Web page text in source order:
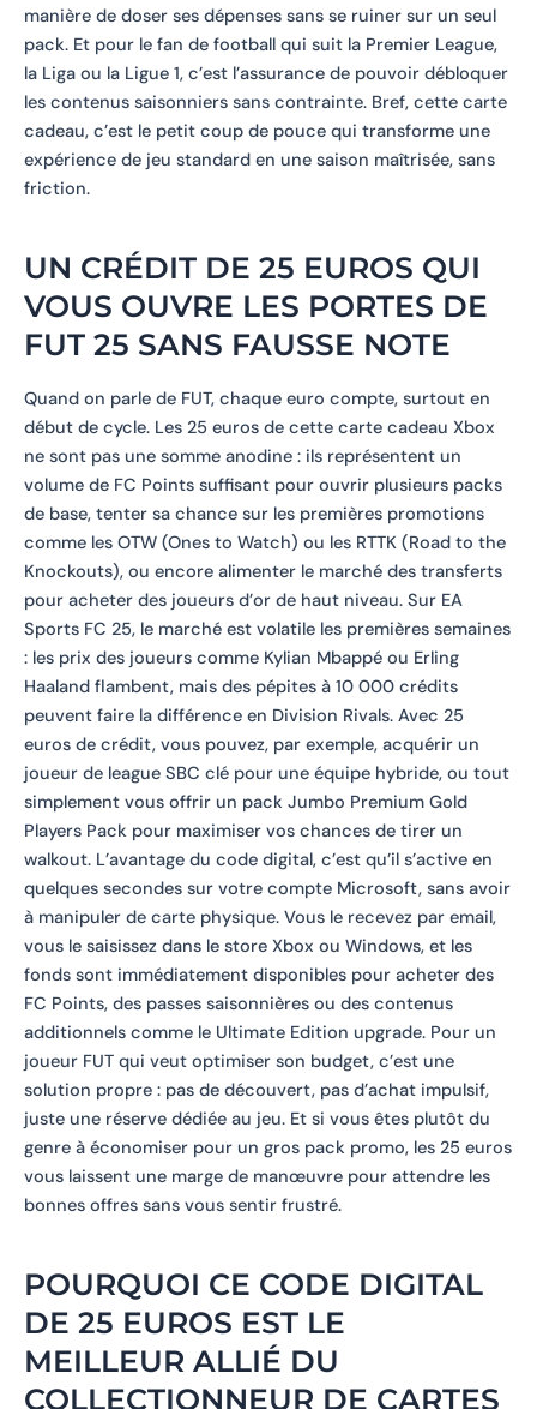
manière de doser ses dépenses sans se ruiner sur un seul
pack. Et pour le fan de football qui suit la Premier League,
la Liga ou la Ligue 1, c’est l’assurance de pouvoir débloquer
les contenus saisonniers sans contrainte. Bref, cette carte
cadeau, c’est le petit coup de pouce qui transforme une
expérience de jeu standard en une saison maîtrisée, sans
friction.
UN CRÉDIT DE 25 EUROS QUI
VOUS OUVRE LES PORTES DE
FUT 25 SANS FAUSSE NOTE
Quand on parle de FUT, chaque euro compte, surtout en
début de cycle. Les 25 euros de cette carte cadeau Xbox
ne sont pas une somme anodine : ils représentent un
volume de FC Points suffisant pour ouvrir plusieurs packs
de base, tenter sa chance sur les premières promotions
comme les OTW (Ones to Watch) ou les RTTK (Road to the
Knockouts), ou encore alimenter le marché des transferts
pour acheter des joueurs d’or de haut niveau. Sur EA
Sports FC 25, le marché est volatile les premières semaines
: les prix des joueurs comme Kylian Mbappé ou Erling
Haaland flambent, mais des pépites à 10 000 crédits
peuvent faire la différence en Division Rivals. Avec 25
euros de crédit, vous pouvez, par exemple, acquérir un
joueur de league SBC clé pour une équipe hybride, ou tout
simplement vous offrir un pack Jumbo Premium Gold
Players Pack pour maximiser vos chances de tirer un
walkout. L’avantage du code digital, c’est qu’il s’active en
quelques secondes sur votre compte Microsoft, sans avoir
à manipuler de carte physique. Vous le recevez par email,
vous le saisissez dans le store Xbox ou Windows, et les
fonds sont immédiatement disponibles pour acheter des
FC Points, des passes saisonnières ou des contenus
additionnels comme le Ultimate Edition upgrade. Pour un
joueur FUT qui veut optimiser son budget, c’est une
solution propre : pas de découvert, pas d’achat impulsif,
juste une réserve dédiée au jeu. Et si vous êtes plutôt du
genre à économiser pour un gros pack promo, les 25 euros
vous laissent une marge de manœuvre pour attendre les
bonnes offres sans vous sentir frustré.
POURQUOI CE CODE DIGITAL
DE 25 EUROS EST LE
MEILLEUR ALLIÉ DU
COLLECTIONNEUR DE CARTES